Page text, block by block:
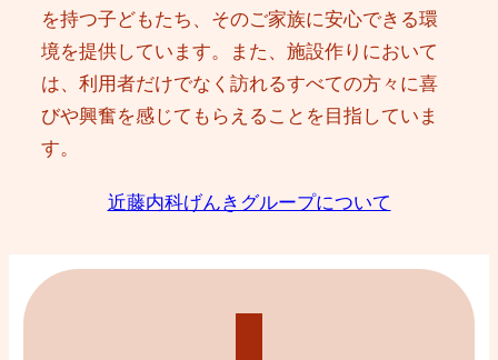
を持つ子どもたち、そのご家族に安心できる環
境を提供しています。また、施設作りにおいて
は、利用者だけでなく訪れるすべての方々に喜
びや興奮を感じてもらえることを目指していま
す。
近藤内科げんきグループについて